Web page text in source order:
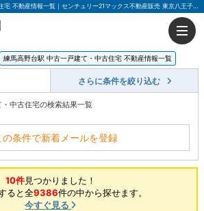
練馬高野台駅 中古一戸建て・中古住宅 不動産情報一覧｜センチュリー21マックス不動産販売 東京八王子店
練馬高野台駅 中古一戸建て・中古住宅 不動産情報一覧
さらに条件を絞り込む
中古住宅の検索結果一覧
の条件で新着メールを登録
10件見つかりました！
ると全9386件の中から探せます。
今すぐ見る